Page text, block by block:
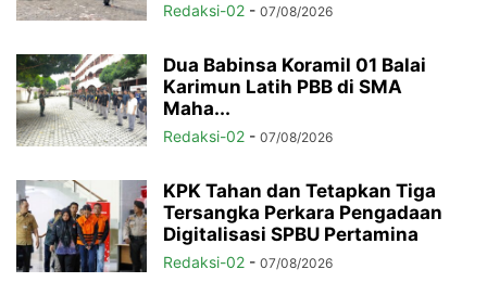
Redaksi-02 - 07/08/2026
Dua Babinsa Koramil 01 Balai
Karimun Latih PBB di SMA
Maha...
Redaksi-02 - 07/08/2026
KPK Tahan dan Tetapkan Tiga
Tersangka Perkara Pengadaan
Digitalisasi SPBU Pertamina
Redaksi-02 - 07/08/2026